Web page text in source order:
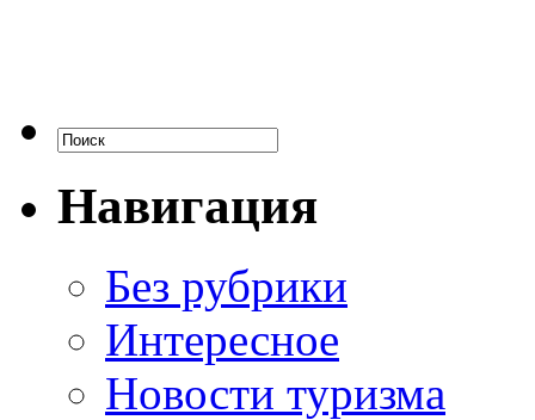
Навигация
Без рубрики
Интересное
Новости туризма